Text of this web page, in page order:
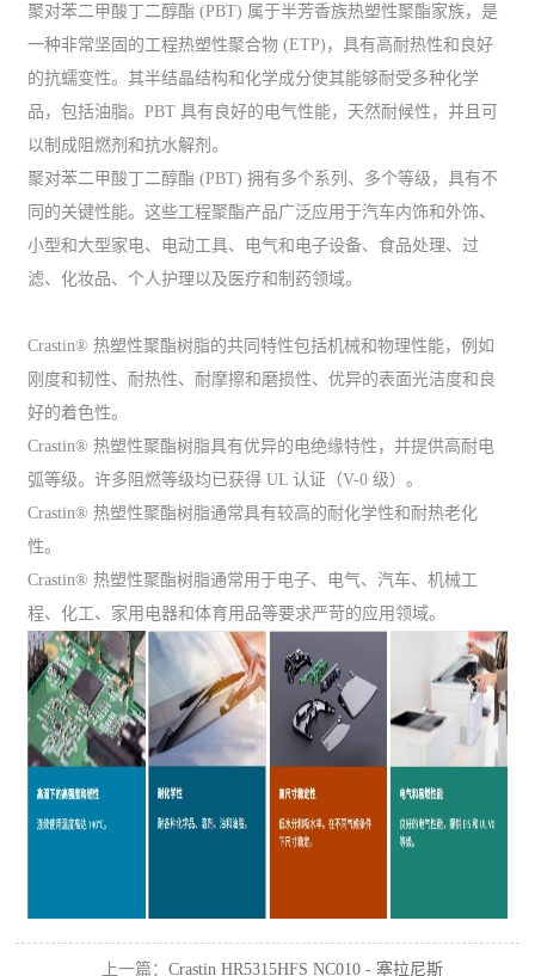
聚对苯二甲酸丁二醇酯 (PBT) 属于半芳香族热塑性聚酯家族，是
一种非常坚固的工程热塑性聚合物 (ETP)，具有高耐热性和良好
的抗蠕变性。其半结晶结构和化学成分使其能够耐受多种化学
品，包括油脂。PBT 具有良好的电气性能，天然耐候性，并且可
以制成阻燃剂和抗水解剂。
聚对苯二甲酸丁二醇酯 (PBT) 拥有多个系列、多个等级，具有不
同的关键性能。这些工程聚酯产品广泛应用于汽车内饰和外饰、
小型和大型家电、电动工具、电气和电子设备、食品处理、过
滤、化妆品、个人护理以及医疗和制药领域。
Crastin® 热塑性聚酯树脂的共同特性包括机械和物理性能，例如
刚度和韧性、耐热性、耐摩擦和磨损性、优异的表面光洁度和良
好的着色性。
Crastin® 热塑性聚酯树脂具有优异的电绝缘特性，并提供高耐电
弧等级。许多阻燃等级均已获得 UL 认证（V-0 级）。
Crastin® 热塑性聚酯树脂通常具有较高的耐化学性和耐热老化
性。
Crastin® 热塑性聚酯树脂通常用于电子、电气、汽车、机械工
程、化工、家用电器和体育用品等要求严苛的应用领域。
上一篇：Crastin HR5315HFS NC010 - 塞拉尼斯